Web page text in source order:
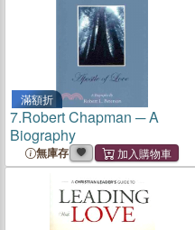
滿額折
7.Robert Chapman ─ A
Biography
無庫存